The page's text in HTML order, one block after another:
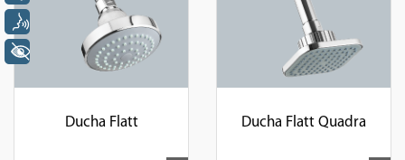
Ducha Flatt Ducha Flatt Quadra
+ Acessibilidade